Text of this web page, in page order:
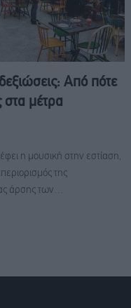
Από πότε
στα μέτρα
η μουσική στην εστίαση,
της
άρσης των…